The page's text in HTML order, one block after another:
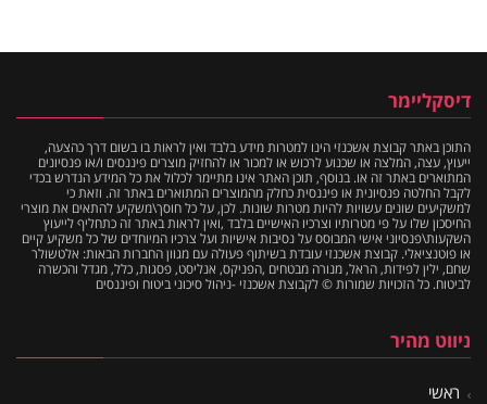
דיסקליימר
התוכן באתר קבוצת אשכנזי הינו למטרות מידע בלבד ואין לראות בו בשום דרך כהצעה,
ייעוץ, עצה, המלצה או שכנוע לרכוש או למכור או להחזיק מוצרים פיננסים ו/או פנסיונים
המתוארים באתר זה או. בנוסף, תוכן האתר אינו מתיימר לכלול את כל המידע הנדרש בכדי
לקבל החלטה פנסיונית או פיננסית כחלק מהמוצרים המתוארים באתר זה. וזאת כי
למשקיעים שונים עשויות להיות מטרות שונות. לכן, על כל חוסך\משקיע להתאים את מוצרי
החיסכון שלו על פי מטרותיו וצרכיו האישיים בלבד ,ואין לראות באתר זה כתחליף לייעוץ
השקעות\פנסיוני אישי המבוסס על נסיבות אישיות ועל צרכיו המיוחדים של כל משקיע קיים
או פוטנציאלי. קבוצת אשכנזי עובדת בשיתוף פעולה עם מגוון החברות הבאות: אלטשולר
שחם, ילין לפידות, הראל, מנורה מבטחים ,הפניקס, אנליסט, פסגות, כלל, מגדל והכשרה
לביטוח. כל הזכויות שמורות © לקבוצת אשכנזי -ניהול סיכוני ביטוח ופיננסים
ניווט מהיר
ראשי